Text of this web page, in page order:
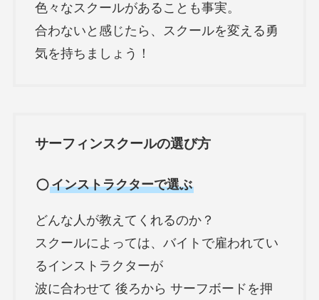
色々なスクールがあることも事実。
合わないと感じたら、スクールを変える勇
気を持ちましょう！
サーフィンスクールの選び方
インストラクターで選ぶ
どんな人が教えてくれるのか？
スクールによっては、バイトで雇われてい
るインストラクターが
波に合わせて 後ろから サーフボードを押